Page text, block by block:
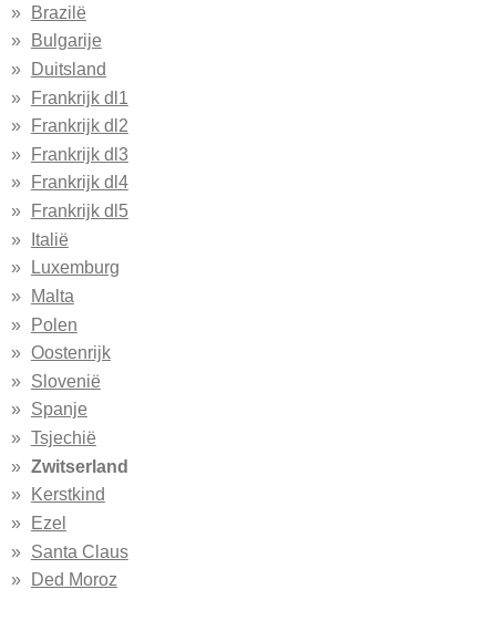
Brazilë
Bulgarije
Duitsland
Frankrijk dl1
Frankrijk dl2
Frankrijk dl3
Frankrijk dl4
Frankrijk dl5
Italië
Luxemburg
Malta
Polen
Oostenrijk
Slovenië
Spanje
Tsjechië
Zwitserland
Kerstkind
Ezel
Santa Claus
Ded Moroz